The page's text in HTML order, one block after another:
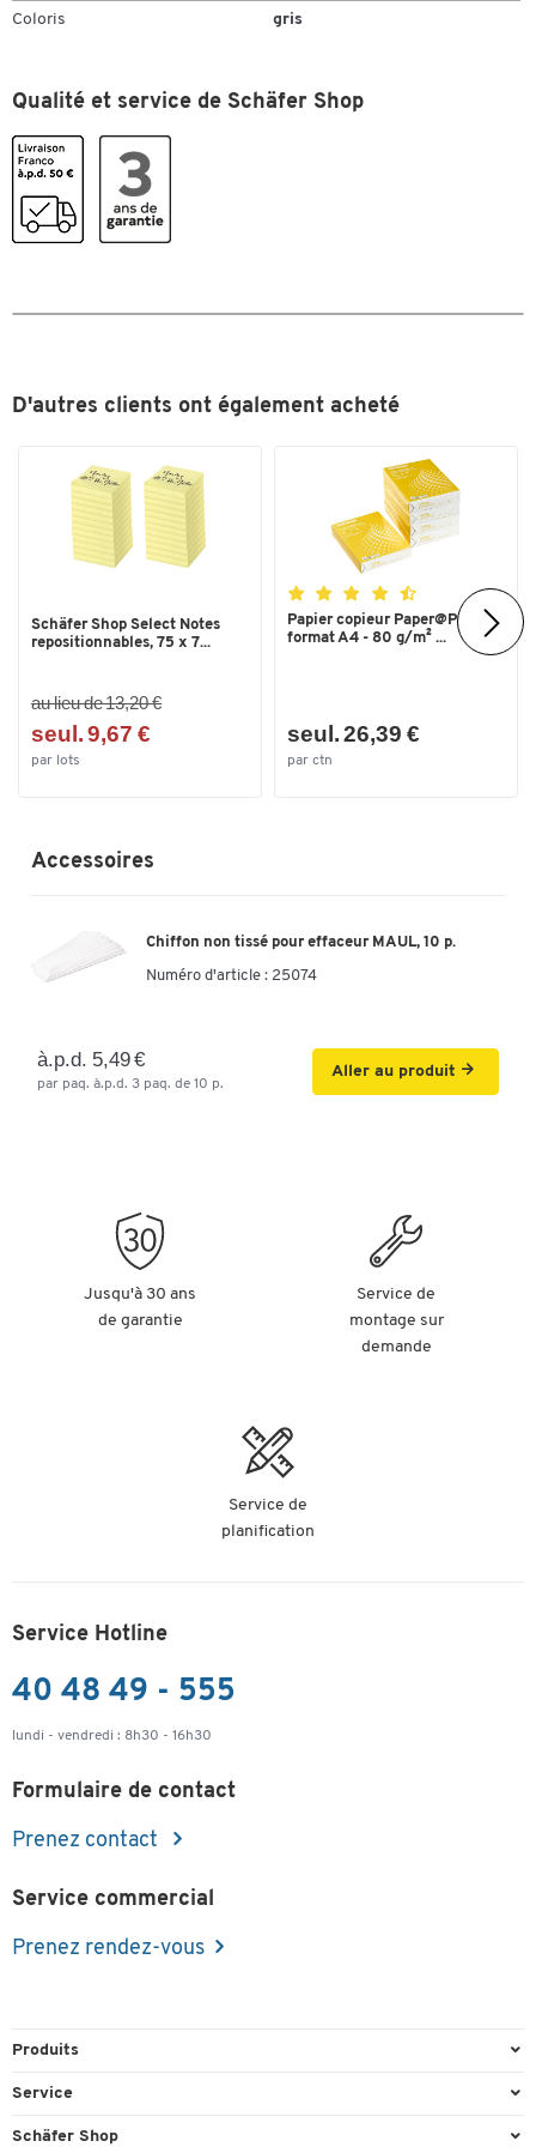
Coloris gris
Qualité et service de Schäfer Shop
D'autres clients ont également acheté
Schäfer Shop Select Notes
repositionnables, 75 x 7...
au lieu de 13,20 €
seul. 9,67 €
par lots
Papier copieur Paper@Print -
format A4 - 80 g/m² ...
seul. 26,39 €
par ctn
Accessoires
Chiffon non tissé pour effaceur MAUL, 10 p.
Numéro d'article : 25074
à.p.d. 5,49 €
par paq. à.p.d. 3 paq. de 10 p.
Aller au produit
Toucher deux fois pour zoomer
Jusqu'à 30 ans
de garantie
Service de
montage sur
demande
Service de
planification
Service Hotline
40 48 49 - 555
lundi - vendredi : 8h30 - 16h30
Formulaire de contact
Prenez contact
Service commercial
Prenez rendez-vous
Produits
Emballage et expédition
Service
Aperçu des n° de tél.
Schäfer Shop